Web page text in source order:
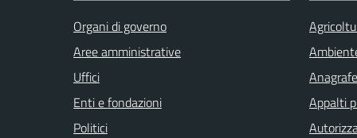
Organi di governo
Aree amministrative
Uffici
Enti e fondazioni
Politici
Appalti